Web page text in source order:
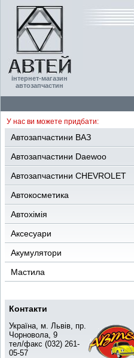
інтернет-магазин
автозапчастин
У нас ви можете придбати:
Автозапчастини ВАЗ
Автозапчастини Daewoo
Автозапчастини CHEVROLET
Автокосметика
Автохімія
Аксесуари
Акумулятори
Мастила
Контакти
Україна, м. Львів, пр.
Чорновола, 9
тел/факс (032) 261-
05-57